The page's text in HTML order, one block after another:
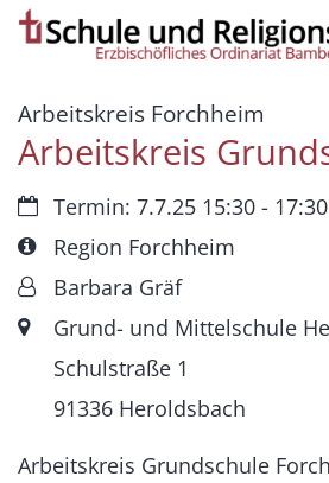
Zum Inhalt springen
Arbeitskreis Forchheim
Arbeitskreis
Datum:Termin: 7.7.25 15:30 - 17:30
Art bzw. Nummer:
Region Forchheim
Von:Barbara Gräf
Ort: Grund- und Mittelschule
Schulstraße 1
91336 Heroldsbach
Arbeitskreis Grundschule